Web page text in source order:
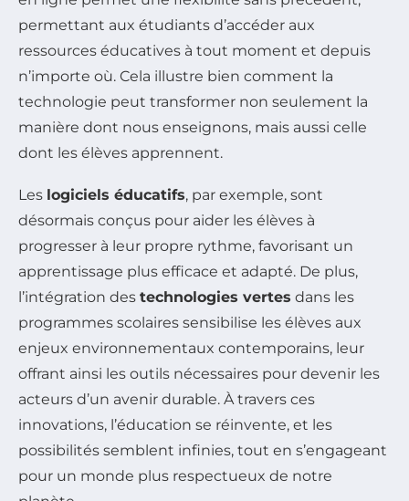
permettant aux étudiants d’accéder aux
ressources éducatives à tout moment et depuis
n’importe où. Cela illustre bien comment la
technologie peut transformer non seulement la
manière dont nous enseignons, mais aussi celle
dont les élèves apprennent.
Les logiciels éducatifs, par exemple, sont
désormais conçus pour aider les élèves à
progresser à leur propre rythme, favorisant un
apprentissage plus efficace et adapté. De plus,
l’intégration des technologies vertes dans les
programmes scolaires sensibilise les élèves aux
enjeux environnementaux contemporains, leur
offrant ainsi les outils nécessaires pour devenir les
acteurs d’un avenir durable. À travers ces
innovations, l’éducation se réinvente, et les
possibilités semblent infinies, tout en s’engageant
pour un monde plus respectueux de notre